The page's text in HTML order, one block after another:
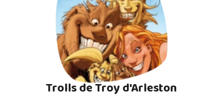
Trolls de Troy d'Arleston